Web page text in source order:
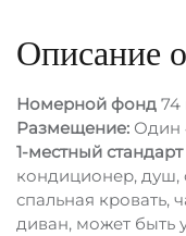
Описание
Номерной фонд 74
Размещение: Один
1-местный стандарт
кондиционер, душ,
спальная кровать,
диван, может быть